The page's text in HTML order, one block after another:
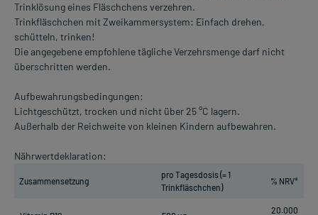
Trinklösung eines Fläschchens verzehren.
Trinkfläschchen mit Zweikammersystem: Einfach drehen,
schütteln, trinken!
Die angegebene empfohlene tägliche Verzehrsmenge darf nicht
überschritten werden.
Aufbewahrungsbedingungen:
Lichtgeschützt, trocken und nicht über 25 °C lagern.
Außerhalb der Reichweite von kleinen Kindern aufbewahren.
Nährwertdeklaration:
Zusammensetzung
pro Tagesdosis (= 1
Trinkfläschchen)
% NRV*
20.000